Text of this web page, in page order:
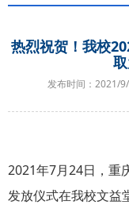
热烈祝贺！我校
发布时间：2021/
2021年7月24日，重
发放仪式在我校文益